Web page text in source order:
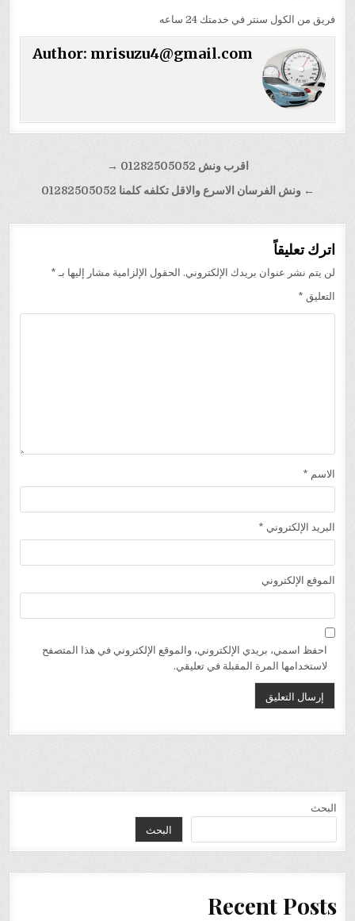
فريق من الكول سنتر في خدمتك 24 ساعه
Author: mrisuzu4@gmail.com
المقالات
اقرب ونش 01282505052 →
← ونش الفرسان الاسرع والاقل تكلفه كلمنا 01282505052
اترك تعليقاً
لن يتم نشر عنوان بريدك الإلكتروني. الحقول الإلزامية مشار إليها بـ *
التعليق *
الاسم *
البريد الإلكتروني *
الموقع الإلكتروني
احفظ اسمي، بريدي الإلكتروني، والموقع الإلكتروني في هذا المتصفح
لاستخدامها المرة المقبلة في تعليقي.
البحث
البحث
Recent Posts